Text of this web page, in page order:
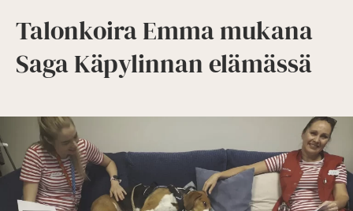
Talonkoira Emma mukana
Saga Käpylinnan elämässä